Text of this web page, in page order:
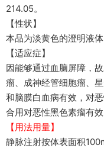
214.05。
【性状】
本品为淡黄色的澄明液体
【适应症】
因能够通过血脑屏障，
瘤、成神经管细胞瘤、
和脑膜白血病有效，对
合用对恶性黑色素瘤有效
【用法用量】
静脉注射按体表面积